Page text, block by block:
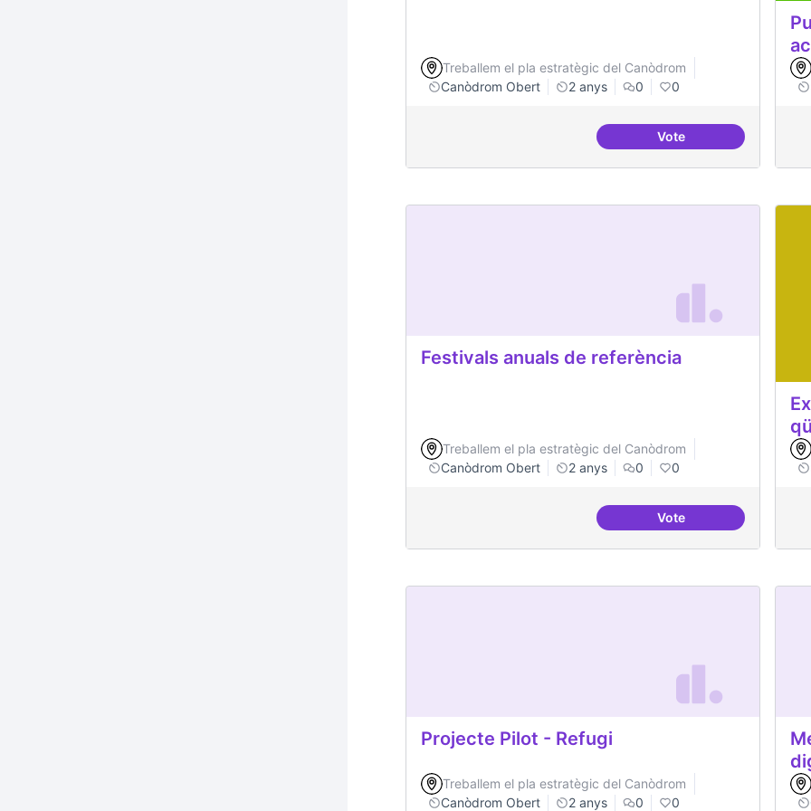
Treballem el pla estratègic del Canòdrom
Canòdrom Obert
2 anys 0 0
VoteVideojocs alternatius
Festivals anuals de referència
Treballem el pla estratègic del Canòdrom
Canòdrom Obert
2 anys 0 0
VoteFestivals anuals de
Projecte Pilot - Refugi
Treballem el pla estratègic del Canòdrom
Canòdrom Obert
2 anys 0 0